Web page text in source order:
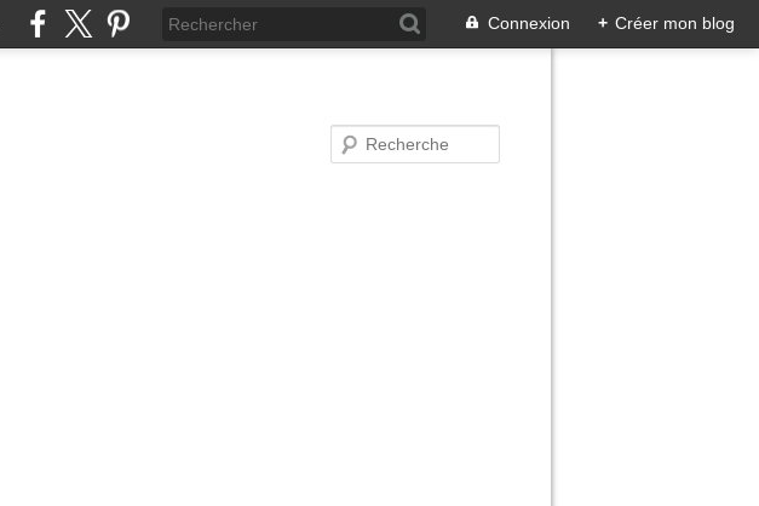
Connexion + Créer mon blog